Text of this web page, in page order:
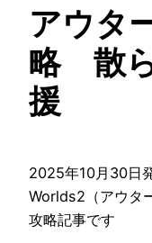
アウタ
略 散
援
2025年10月30日
Worlds2（アウタ
攻略記事です